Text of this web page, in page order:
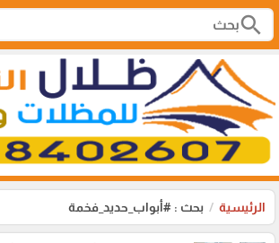
search
الرئيسية بحث : #أبواب_حديد_فخمة